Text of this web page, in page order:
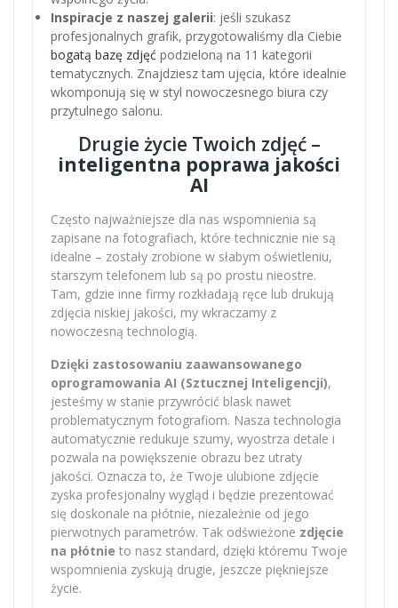
Inspiracje z naszej galerii: jeśli szukasz
profesjonalnych grafik, przygotowaliśmy dla Ciebie
bogatą bazę zdjęć podzieloną na 11 kategorii
tematycznych. Znajdziesz tam ujęcia, które idealnie
wkomponują się w styl nowoczesnego biura czy
przytulnego salonu.
Drugie życie Twoich zdjęć –
inteligentna poprawa jakości
AI
Często najważniejsze dla nas wspomnienia są
zapisane na fotografiach, które technicznie nie są
idealne – zostały zrobione w słabym oświetleniu,
starszym telefonem lub są po prostu nieostre.
Tam, gdzie inne firmy rozkładają ręce lub drukują
zdjęcia niskiej jakości, my wkraczamy z
nowoczesną technologią.
Dzięki zastosowaniu zaawansowanego
oprogramowania AI (Sztucznej Inteligencji),
jesteśmy w stanie przywrócić blask nawet
problematycznym fotografiom. Nasza technologia
automatycznie redukuje szumy, wyostrza detale i
pozwala na powiększenie obrazu bez utraty
jakości. Oznacza to, że Twoje ulubione zdjęcie
zyska profesjonalny wygląd i będzie prezentować
się doskonale na płótnie, niezależnie od jego
pierwotnych parametrów. Tak odświeżone zdjęcie
na płótnie to nasz standard, dzięki któremu Twoje
wspomnienia zyskują drugie, jeszcze piękniejsze
życie.